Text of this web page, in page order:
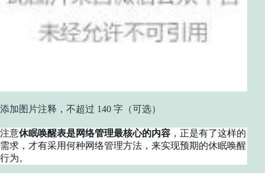
添加图片注释，不超过 140 字（可选）
注意休眠唤醒表是网络管理最核心的内容 ，正是有了这样的
需求，才有采用何种网络管理方法，来实现预期的休眠唤醒
行为。